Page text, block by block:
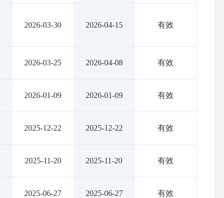
2026-03-30 2026-04-15 有效
2026-03-25 2026-04-08 有效
2026-01-09 2026-01-09 有效
2025-12-22 2025-12-22 有效
2025-11-20 2025-11-20 有效
2025-06-27 2025-06-27 有效